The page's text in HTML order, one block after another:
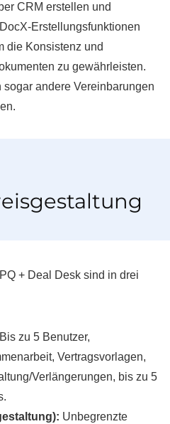
CRM erstellen und
Erstellungsfunktionen
die Konsistenz und
zu gewährleisten.
andere Vereinbarungen
+ Deal Desk sind in drei
Bis zu 5 Benutzer,
Vertragsvorlagen,
Verlängerungen, bis zu 5
Unbegrenzte